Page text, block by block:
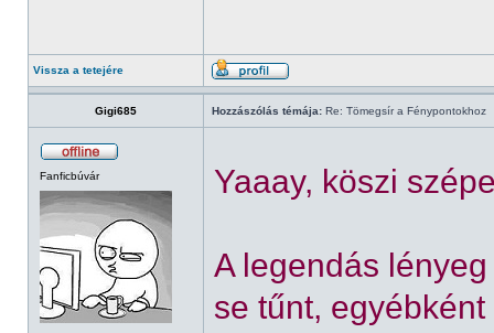
Vissza a tetejére
Gigi685 Hozzászólás témája: Re: Tömegsír a Fénypontokhoz
Fanficbúvár Yaaay, köszi
A legendás
se tűnt,